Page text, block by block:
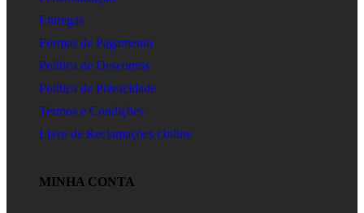
Entregas
Formas de Pagamento
Política de Descontos
Política de Privacidade
Termos e Condições
Livro de Reclamações Online
MINHA CONTA